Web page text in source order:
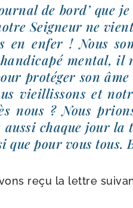
de bord’ que
Seigneur ne
en enfer ! Nous
men­tal, il
pro­té­ger son
vieillis­sons et
nous ? Nous
chaque jour la
que pour vous tous.
reçu la lettre